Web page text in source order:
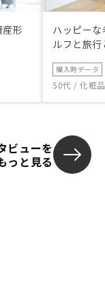
形
ハッピー
ルフと旅
購入時データ
50代 / 化粧
ビューを
っと見る